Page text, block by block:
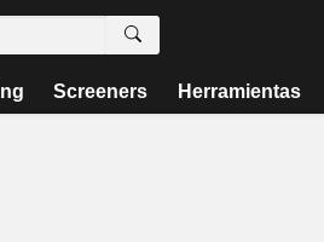
Screeners Herramientas